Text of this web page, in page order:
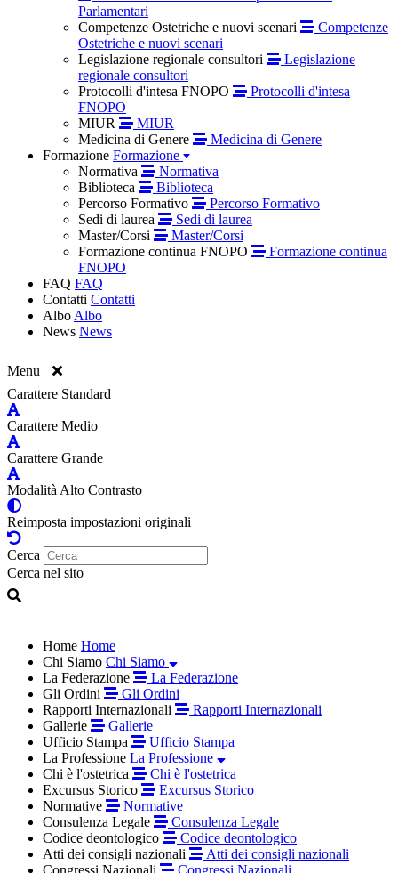
Parlamentari
Competenze Ostetriche e nuovi scenari
Competenze
Ostetriche e nuovi scenari
Legislazione regionale consultori
Legislazione
regionale consultori
Protocolli d'intesa FNOPO
Protocolli d'intesa
FNOPO
MIUR
MIUR
Medicina di Genere
Medicina di Genere
Formazione Formazione
Normativa
Normativa
Biblioteca
Biblioteca
Percorso Formativo
Percorso Formativo
Sedi di laurea
Sedi di laurea
Master/Corsi
Master/Corsi
Formazione continua FNOPO
Formazione continua
FNOPO
FAQ FAQ
Contatti Contatti
Albo Albo
News News
Menu
Carattere Standard
Carattere Medio
Carattere Grande
Modalità Alto Contrasto
Reimposta impostazioni originali
Cerca
Cerca nel sito
Home Home
Chi Siamo Chi Siamo
La Federazione
La Federazione
Gli Ordini
Gli Ordini
Rapporti Internazionali
Rapporti Internazionali
Gallerie
Gallerie
Ufficio Stampa
Ufficio Stampa
La Professione La Professione
Chi è l'ostetrica
Chi è l'ostetrica
Excursus Storico
Excursus Storico
Normative
Normative
Consulenza Legale
Consulenza Legale
Codice deontologico
Codice deontologico
Atti dei consigli nazionali
Atti dei consigli nazionali
Congressi Nazionali
Congressi Nazionali